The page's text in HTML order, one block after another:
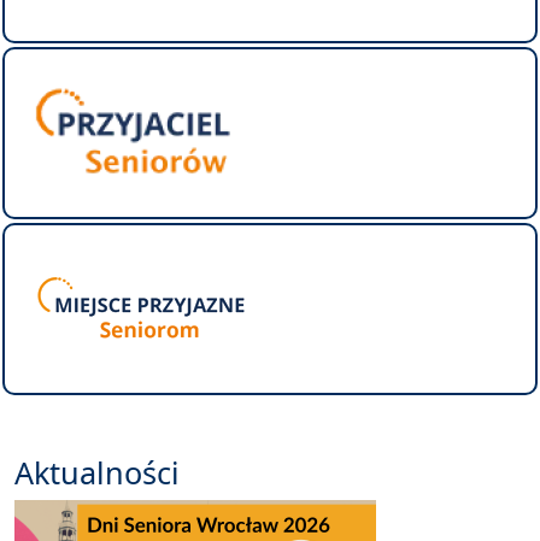
Aktualności